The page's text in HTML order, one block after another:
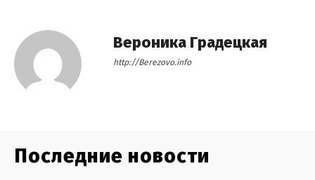
Вероника Градецкая
http://Berezovo.info
Последние новости